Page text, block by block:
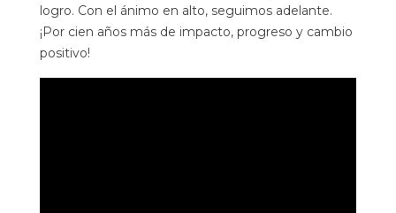
logro. Con el ánimo en alto, seguimos adelante.
¡Por cien años más de impacto, progreso y cambio
positivo!